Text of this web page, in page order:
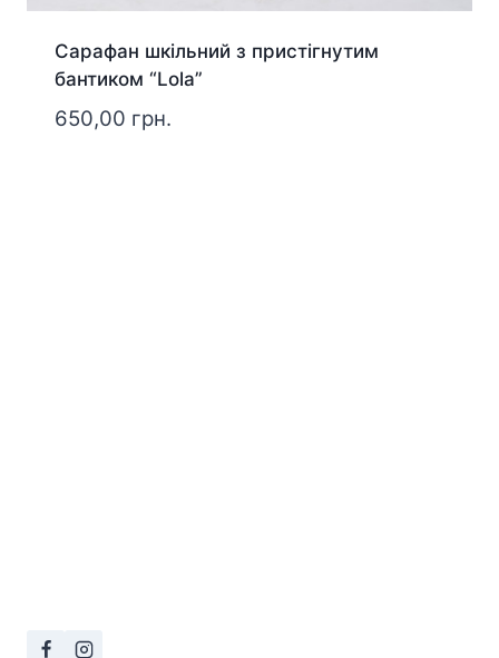
Сарафан шкільний з пристігнутим
бантиком “Lola”
650,00 грн.